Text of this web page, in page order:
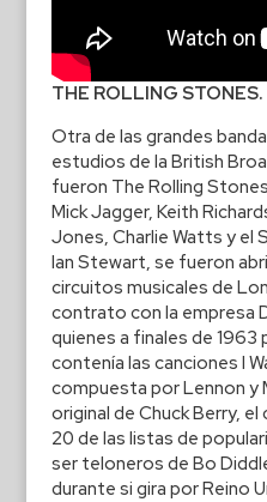
THE ROLLING
Otra de las grandes
estudios de la British
fueron The Rolling
Mick Jagger, Keith
Jones, Charlie Watts y el
Ian Stewart, se fueron
circuitos musicales de
contrato con la empresa
quienes a finales de 1963
contenía las canciones I
compuesta por Lennon y
original de Chuck Berry,
20 de las listas de
ser teloneros de Bo
durante si gira por Reino